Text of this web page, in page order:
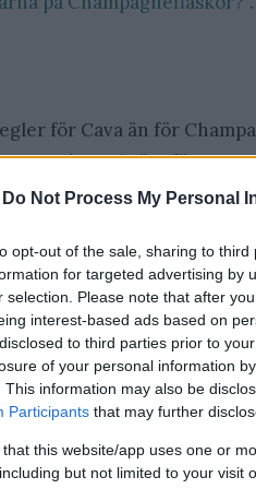
Do Not Process My Personal
opt-out of the sale, sharing to
for targeted advertising by
selection. Please note that after
interest-based ads based on
to third parties prior to
of your personal information
This information may also be
Participants that may further
that this website/app uses one or
but not limited to your visit
för Cava än för
av vad som krävs för att
druvor: pinot noir,
trepat eller monastrell
ca 160 godkända
metod och ha lagrats i
och 12,8%